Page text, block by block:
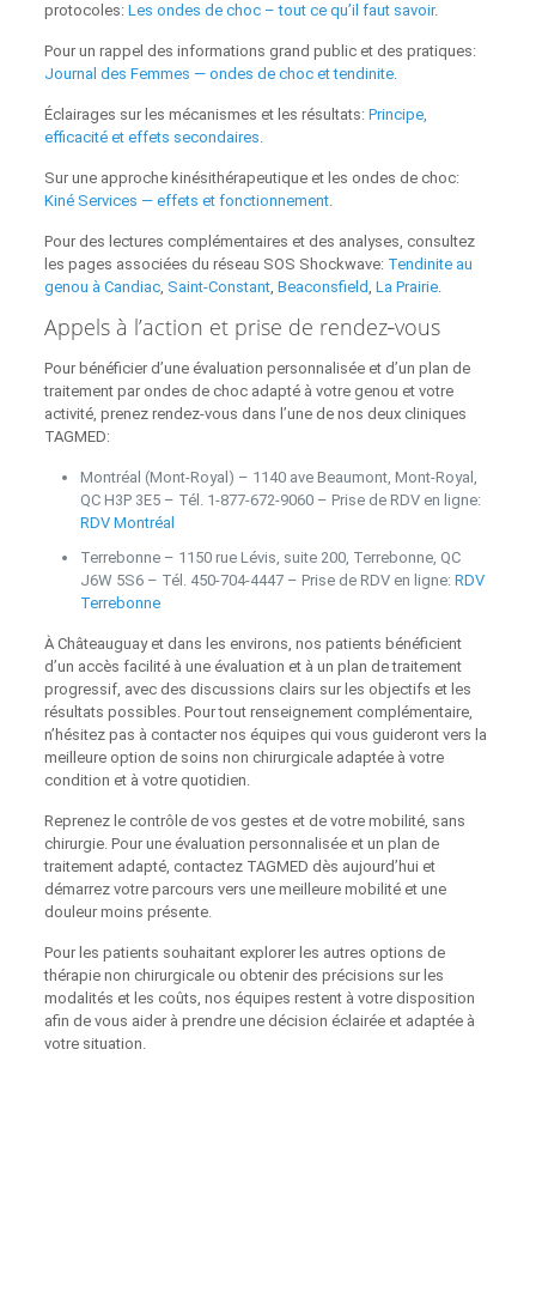
protocoles: Les ondes de choc – tout ce qu’il faut savoir.
Pour un rappel des informations grand public et des pratiques:
Journal des Femmes — ondes de choc et tendinite.
Éclairages sur les mécanismes et les résultats: Principe,
efficacité et effets secondaires.
Sur une approche kinésithérapeutique et les ondes de choc:
Kiné Services — effets et fonctionnement.
Pour des lectures complémentaires et des analyses, consultez
les pages associées du réseau SOS Shockwave: Tendinite au
genou à Candiac, Saint‑Constant, Beaconsfield, La Prairie.
Appels à l’action et prise de rendez‑vous
Pour bénéficier d’une évaluation personnalisée et d’un plan de
traitement par ondes de choc adapté à votre genou et votre
activité, prenez rendez‑vous dans l’une de nos deux cliniques
TAGMED:
Montréal (Mont‑Royal) – 1140 ave Beaumont, Mont‑Royal,
QC H3P 3E5 – Tél. 1‑877‑672‑9060 – Prise de RDV en ligne:
RDV Montréal
Terrebonne – 1150 rue Lévis, suite 200, Terrebonne, QC
J6W 5S6 – Tél. 450‑704‑4447 – Prise de RDV en ligne: RDV
Terrebonne
À Châteauguay et dans les environs, nos patients bénéficient
d’un accès facilité à une évaluation et à un plan de traitement
progressif, avec des discussions clairs sur les objectifs et les
résultats possibles. Pour tout renseignement complémentaire,
n’hésitez pas à contacter nos équipes qui vous guideront vers la
meilleure option de soins non chirurgicale adaptée à votre
condition et à votre quotidien.
Reprenez le contrôle de vos gestes et de votre mobilité, sans
chirurgie. Pour une évaluation personnalisée et un plan de
traitement adapté, contactez TAGMED dès aujourd’hui et
démarrez votre parcours vers une meilleure mobilité et une
douleur moins présente.
Pour les patients souhaitant explorer les autres options de
thérapie non chirurgicale ou obtenir des précisions sur les
modalités et les coûts, nos équipes restent à votre disposition
afin de vous aider à prendre une décision éclairée et adaptée à
votre situation.